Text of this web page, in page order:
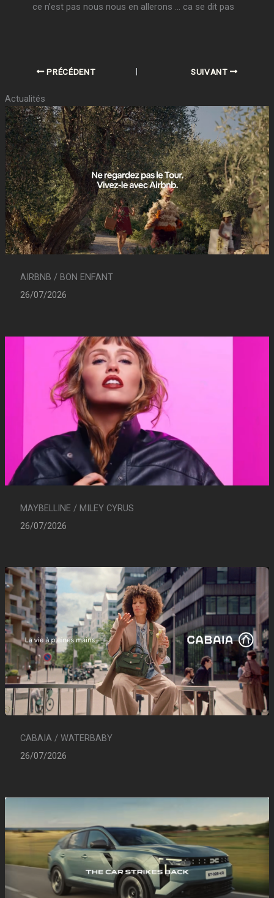
ce n’est pas nous nous en allerons … ca se dit pas
PRÉCÉDENT SUIVANT
Actualités
AIRBNB / BON ENFANT
26/07/2026
MAYBELLINE / MILEY CYRUS
26/07/2026
CABAIA / WATERBABY
26/07/2026